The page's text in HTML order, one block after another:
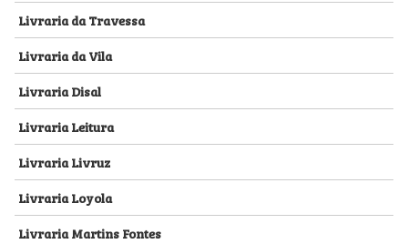
Livraria da Travessa
Livraria da Vila
Livraria Disal
Livraria Leitura
Livraria Livruz
Livraria Loyola
Livraria Martins Fontes